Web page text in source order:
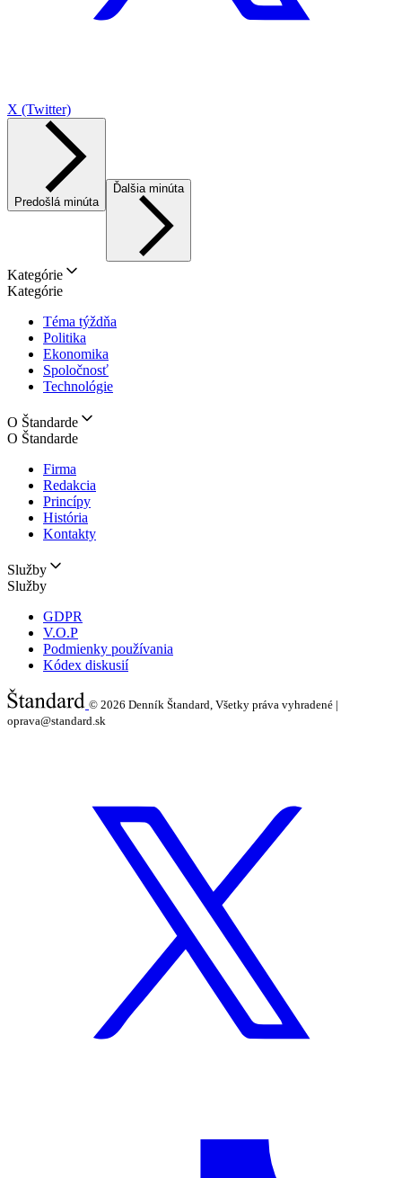
X (Twitter)
Predošlá minúta
Ďalšia minúta
Kategórie
Kategórie
Téma týždňa
Politika
Ekonomika
Spoločnosť
Technológie
O Štandarde
O Štandarde
Firma
Redakcia
Princípy
História
Kontakty
Služby
Služby
GDPR
V.O.P
Podmienky používania
Kódex diskusií
© 2026 Denník Štandard, Všetky práva vyhradené |
oprava@standard.sk